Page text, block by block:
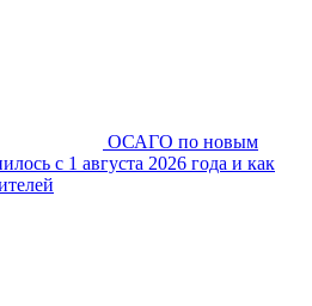
ОСАГО по новым
с 1 августа 2026 года и как